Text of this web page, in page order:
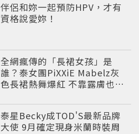
伴侶和妳一起預防HPV，才有
資格說愛妳！
全網瘋傳的「長裙女孩」是
誰？泰女團PiXXiE Mabelz灰
色長裙熱舞爆紅 不靠露膚也能
泰星Becky成TOD'S最新品牌
大使 9月確定現身米蘭時裝周